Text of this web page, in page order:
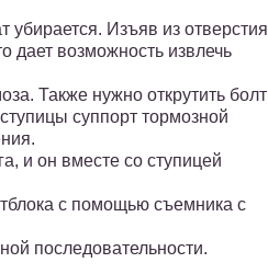
убирается. Изъяв из отверстия
дает возможность извлечь
Также нужно открутить болт
суппорт тормозной
и он вместе со ступицей
с помощью съемника с
последовательности.